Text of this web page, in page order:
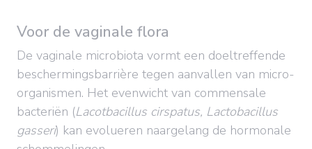
Voor de vaginale flora
De vaginale microbiota vormt een doeltreffende
beschermingsbarrière tegen aanvallen van micro-
organismen. Het evenwicht van commensale
bacteriën (Lacotbacillus cirspatus, Lactobacillus
gasseri) kan evolueren naargelang de hormonale